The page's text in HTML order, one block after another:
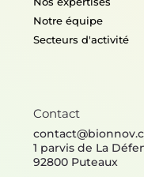
Nos expertises
Notre équipe
Secteurs d'activité
Contact
1 parvis de La
92800 Puteaux